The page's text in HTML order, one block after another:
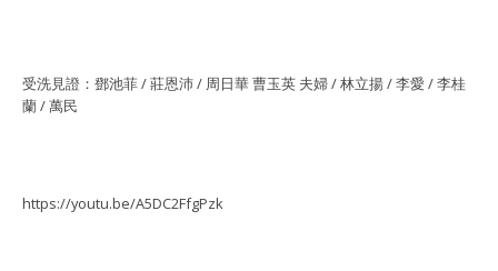
受洗見證：鄧池菲 / 莊恩沛 / 周日華 曹玉英 夫婦 / 林立揚 / 李愛 / 李桂
蘭 / 萬民
https://youtu.be/A5DC2FfgPzk